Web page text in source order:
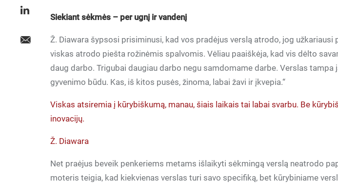
Siekiant sėkmės – per ugnį ir vandenį
Ž. Diawara šypsosi prisiminusi, kad vos pradėjus verslą atrodo, jog užkariausi
viskas atrodo piešta rožinėmis spalvomis. Vėliau paaiškėja, kad vis dėlto
daug darbo. Trigubai daugiau darbo negu samdomame darbe. Verslas tampa
gyvenimo būdu. Kas, iš kitos pusės, žinoma, labai žavi ir įkvepia.“
Viskas atsiremia į kūrybiškumą, manau, šiais laikais tai labai svarbu. Be
inovacijų.
Ž. Diawara
Net praėjus beveik penkeriems metams išlaikyti sėkmingą verslą neatrodo
moteris teigia, kad kiekvienas verslas turi savo specifiką, bet kūrybiniame